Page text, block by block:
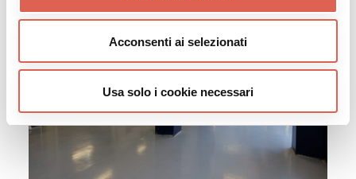
Acconsenti ai selezionati
Usa solo i cookie necessari